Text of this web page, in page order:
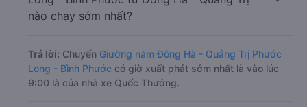
nào chạy sớm nhất?
Trả lời: Chuyến Giường nằm Đông Hà - Quảng Trị Phước
Long - Bình Phước có giờ xuất phát sớm nhất là vào lúc
9:00 là của nhà xe Quốc Thưởng.